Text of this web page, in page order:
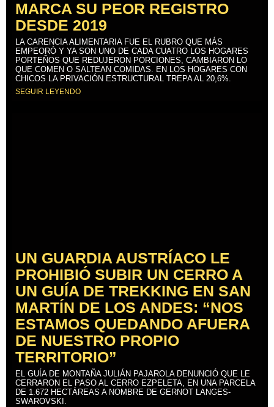
MARCA SU PEOR REGISTRO
DESDE 2019
LA CARENCIA ALIMENTARIA FUE EL RUBRO QUE MÁS
EMPEORÓ Y YA SON UNO DE CADA CUATRO LOS HOGARES
PORTEÑOS QUE REDUJERON PORCIONES, CAMBIARON LO
QUE COMEN O SALTEAN COMIDAS. EN LOS HOGARES CON
CHICOS LA PRIVACIÓN ESTRUCTURAL TREPA AL 20,6%.
SEGUIR LEYENDO
UN GUARDIA AUSTRÍACO LE
PROHIBIÓ SUBIR UN CERRO A
UN GUÍA DE TREKKING EN SAN
MARTÍN DE LOS ANDES: “NOS
ESTAMOS QUEDANDO AFUERA
DE NUESTRO PROPIO
TERRITORIO”
EL GUÍA DE MONTAÑA JULIÁN PAJAROLA DENUNCIÓ QUE LE
CERRARON EL PASO AL CERRO EZPELETA, EN UNA PARCELA
DE 1.672 HECTÁREAS A NOMBRE DE GERNOT LANGES-
SWAROVSKI.